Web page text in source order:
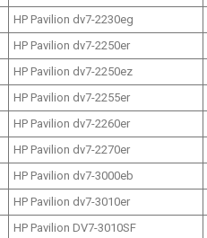
HP Pavilion dv7-2230eg
HP Pavilion dv7-2250er
HP Pavilion dv7-2250ez
HP Pavilion dv7-2255er
HP Pavilion dv7-2260er
HP Pavilion dv7-2270er
HP Pavilion dv7-3000eb
HP Pavilion dv7-3010er
HP Pavilion DV7-3010SF